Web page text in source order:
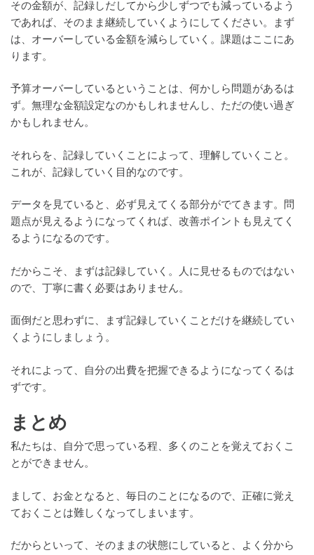
その金額が、記録しだしてから少しずつでも減っているよう
であれば、そのまま継続していくようにしてください。まず
は、オーバーしている金額を減らしていく。課題はここにあ
ります。
予算オーバーしているということは、何かしら問題があるは
ず。無理な金額設定なのかもしれませんし、ただの使い過ぎ
かもしれません。
それらを、記録していくことによって、理解していくこと。
これが、記録していく目的なのです。
データを見ていると、必ず見えてくる部分がでてきます。問
題点が見えるようになってくれば、改善ポイントも見えてく
るようになるのです。
だからこそ、まずは記録していく。人に見せるものではない
ので、丁寧に書く必要はありません。
面倒だと思わずに、まず記録していくことだけを継続してい
くようにしましょう。
それによって、自分の出費を把握できるようになってくるは
ずです。
まとめ
私たちは、自分で思っている程、多くのことを覚えておくこ
とができません。
まして、お金となると、毎日のことになるので、正確に覚え
ておくことは難しくなってしまいます。
だからといって、そのままの状態にしていると、よく分から